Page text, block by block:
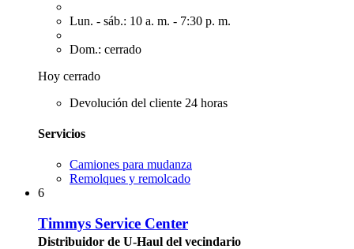
Lun. - sáb.: 10 a. m. - 7:30 p. m.
Dom.: cerrado
Hoy cerrado
Devolución del cliente 24 horas
Servicios
Camiones para mudanza
Remolques y remolcado
6
Timmys Service Center
Distribuidor de U-Haul del vecindario